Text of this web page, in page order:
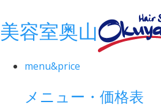
美容室奥山
menu&price
メニュー・価格表